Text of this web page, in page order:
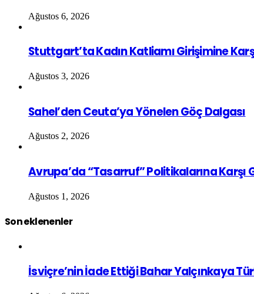
Ağustos 6, 2026
Stuttgart’ta Kadın Katliamı Girişimine
Ağustos 3, 2026
Sahel’den Ceuta’ya Yönelen Göç Dalgası
Ağustos 2, 2026
Avrupa’da “Tasarruf” Politikalarına Karşı
Ağustos 1, 2026
Son eklenenler
İsviçre’nin İade Ettiği Bahar Yalçınkaya